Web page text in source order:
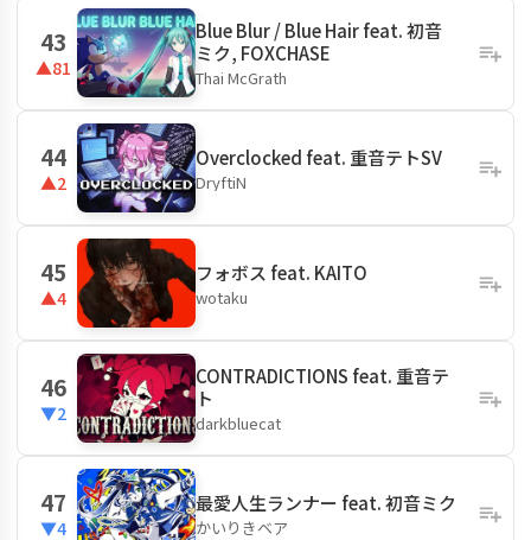
43
▲81
Blue Blur / Blue Hair feat. 初音
ミク, FOXCHASE
Thai McGrath
44
▲2
Overclocked feat. 重音テトSV
DryftiN
45
▲4
フォボス feat. KAITO
wotaku
46
▼2
CONTRADICTIONS feat. 重音テ
ト
darkbluecat
47
▼4
最愛人生ランナー feat. 初音ミク
かいりきベア